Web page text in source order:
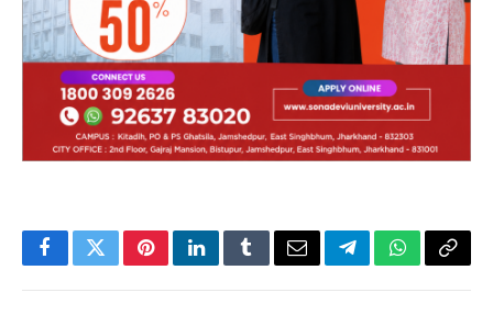
FacebookTwitterPinterestLinkedInTumblrEmailTelegramWhatsApp
Copy